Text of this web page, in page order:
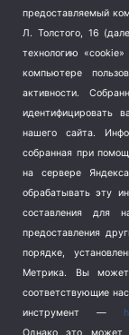
Терроризм (1)
Транспорт (262)
Туризм (178)
Флот (76)
Школа и спорт (2)
Экология (8)
Экономика (1172)
предоставляемый
Л. Толстого, 16
технологию
компьютере
активности.
идентифицировать
нашего сайта.
собранная при
на сервере
обрабатывать эту
составления для
предоставления
порядке,
Метрика.
Вы
соответствующие
инструмент —